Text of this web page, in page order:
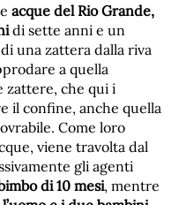
acque del Rio Grande,
di sette anni e un
una zattera dalla riva
a quella
zattere, che qui i
il confine, anche quella
Come loro
viene travolta dal
gli agenti
di 10 mesi, mentre